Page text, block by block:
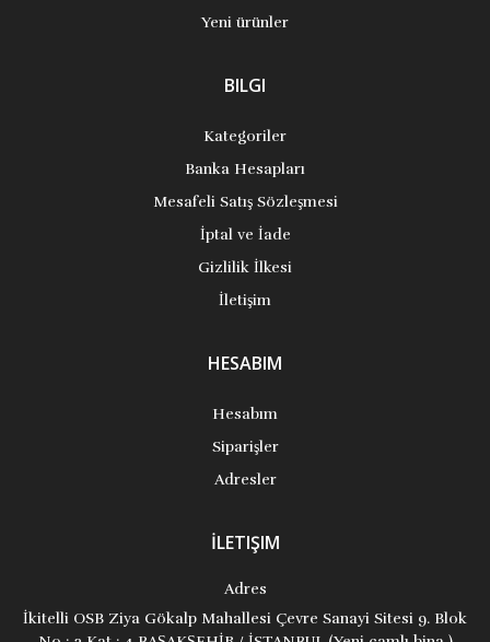
Yeni ürünler
BILGI
Kategoriler
Banka Hesapları
Mesafeli Satış Sözleşmesi
İptal ve İade
Gizlilik İlkesi
İletişim
HESABIM
Hesabım
Siparişler
Adresler
İLETIŞIM
Adres
İkitelli OSB Ziya Gökalp Mahallesi Çevre Sanayi Sitesi 9. Blok